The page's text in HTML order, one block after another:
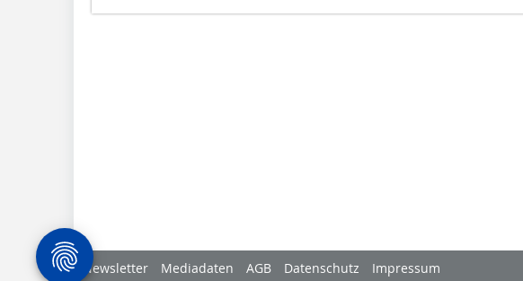
Newsletter Mediadaten AGB Datenschutz Impressum